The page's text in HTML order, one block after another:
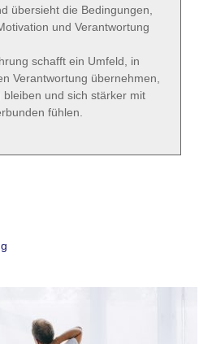
übersieht die Bedingungen,
und Verantwortung
schafft ein Umfeld, in
Verantwortung übernehmen,
bleiben und sich stärker mit
fühlen.